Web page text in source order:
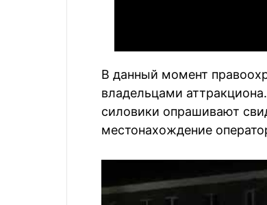
В данный момент
владельцами
силовики опрашивают
местонахождение